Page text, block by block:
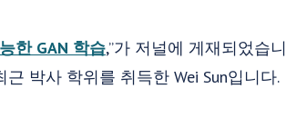
한 GAN 학습,”가 저널에 게재되었습니
박사 학위를 취득한 Wei Sun입니다.